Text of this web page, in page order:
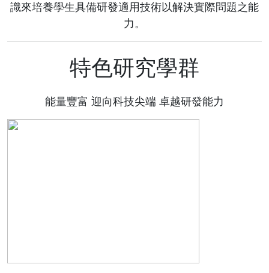
識來培養學生具備研發適用技術以解決實際問題之能
力。
特色研究學群
能量豐富 迎向科技尖端 卓越研發能力